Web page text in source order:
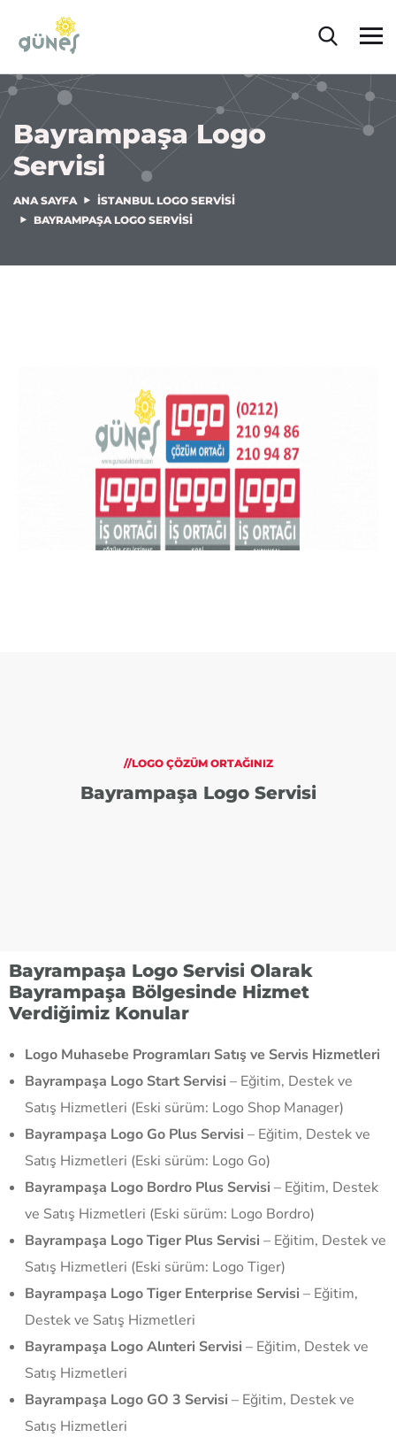
Bayrampaşa Logo
Servisi
ANA SAYFA
İSTANBUL LOGO SERVISI
BAYRAMPAŞA LOGO SERVISI
//LOGO ÇÖZÜM ORTAĞINIZ
Bayrampaşa Logo Servisi
Bayrampaşa Logo Servisi Olarak
Bayrampaşa Bölgesinde Hizmet
Verdiğimiz Konular
Logo Muhasebe Programları Satış ve Servis Hizmetleri
Bayrampaşa Logo Start Servisi – Eğitim, Destek ve
Satış Hizmetleri (Eski sürüm: Logo Shop Manager)
Bayrampaşa Logo Go Plus Servisi – Eğitim, Destek ve
Satış Hizmetleri (Eski sürüm: Logo Go)
Bayrampaşa Logo Bordro Plus Servisi – Eğitim, Destek
ve Satış Hizmetleri (Eski sürüm: Logo Bordro)
Bayrampaşa Logo Tiger Plus Servisi – Eğitim, Destek ve
Satış Hizmetleri (Eski sürüm: Logo Tiger)
Bayrampaşa Logo Tiger Enterprise Servisi – Eğitim,
Destek ve Satış Hizmetleri
Bayrampaşa Logo Alınteri Servisi – Eğitim, Destek ve
Satış Hizmetleri
Bayrampaşa Logo GO 3 Servisi – Eğitim, Destek ve
Satış Hizmetleri